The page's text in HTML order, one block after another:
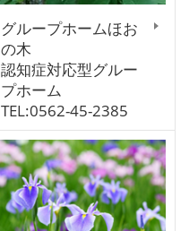
グループホームほお
の木
認知症対応型グルー
プホーム
TEL:0562-45-2385